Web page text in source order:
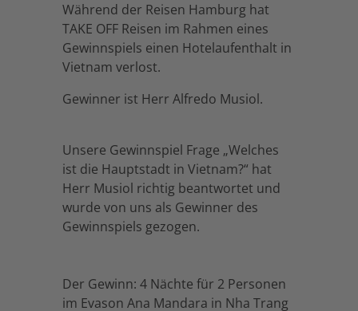
Während der Reisen Hamburg hat
TAKE OFF Reisen im Rahmen eines
Gewinnspiels einen Hotelaufenthalt in
Vietnam verlost.
Gewinner ist Herr Alfredo Musiol.
Unsere Gewinnspiel Frage „Welches
ist die Hauptstadt in Vietnam?“ hat
Herr Musiol richtig beantwortet und
wurde von uns als Gewinner des
Gewinnspiels gezogen.
Der Gewinn: 4 Nächte für 2 Personen
im Evason Ana Mandara in Nha Trang